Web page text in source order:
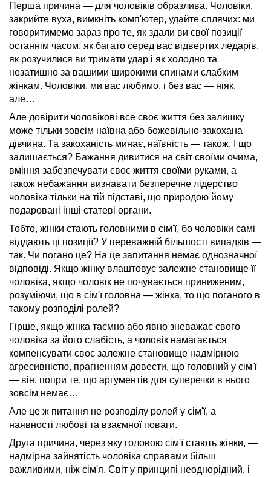
Перша причина — для чоловіків образлива. Чоловіки,
закрийте вуха, вимкніть комп'ютер, удайте сплячих: ми
говоритимемо зараз про те, як здали ви свої позиції
останнім часом, як багато серед вас відвертих ледарів,
як розучилися ви тримати удар і як холодно та
незатишно за вашими широкими спинами слабким
жінкам. Чоловіки, ми вас любимо, і без вас — ніяк,
але…
Але довірити чоловікові все своє життя без залишку
може тільки зовсім наївна або божевільно-закохана
дівчина. Та закоханість минає, наївність — також. І що
залишається? Бажання дивитися на світ своїми очима,
вміння забезпечувати своє життя своїми руками, а
також небажання визнавати безперечне лідерство
чоловіка тільки на тій підставі, що природою йому
подаровані інші статеві органи.
Тобто, жінки стають головними в сім'ї, бо чоловіки самі
віддають ці позиції? У переважній більшості випадків —
так. Чи погано це? На це запитання немає однозначної
відповіді. Якщо жінку влаштовує залежне становище її
чоловіка, якщо чоловік не почувається приниженим,
розуміючи, що в сім'ї головна — жінка, то що поганого в
такому розподілі ролей?
Гірше, якщо жінка таємно або явно зневажає свого
чоловіка за його слабість, а чоловік намагається
компенсувати своє залежне становище надмірною
агресивністю, прагненням довести, що головний у сім'ї
— він, попри те, що аргументів для суперечки в нього
зовсім немає…
Але це ж питання не розподілу ролей у сім'ї, а
наявності любові та взаємної поваги.
Друга причина, через яку головою сім'ї стають жінки, —
надмірна зайнятість чоловіка справами більш
важливими, ніж сім'я. Світ у принципі неоднорідний, і